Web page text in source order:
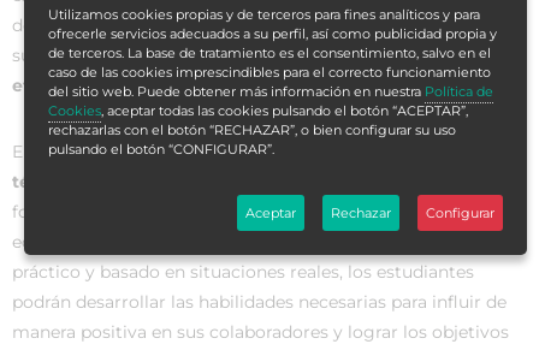
deseenincrementar sus habilidadesen el campo de la
supervisión y convertirse ensupervisores altamente
eficaces en cualquier entorno laboral.
En este curso, los participantes aprenderán las
técnicas más innovadoras y efectivas en supervisión
fortaleciendo así su capacidad para liderar y gestionar
equipos de trabajo de manera exitosa. A través de un enfoque
práctico y basado en situaciones reales, los estudiantes
podrán desarrollar las habilidades necesarias para influir de
manera positiva en sus colaboradores y lograr los objetivos
Utilizamos cookies propias y de terceros para fines analíticos y para
ofrecerle servicios adecuados a su perfil, así como publicidad propia y
de terceros. La base de tratamiento es el consentimiento, salvo en el
caso de las cookies imprescindibles para el correcto funcionamiento
del sitio web. Puede obtener más información en nuestra Política de
Cookies, aceptar todas las cookies pulsando el botón “ACEPTAR”,
rechazarlas con el botón “RECHAZAR”, o bien configurar su uso
pulsando el botón “CONFIGURAR”.
Aceptar Rechazar Configurar